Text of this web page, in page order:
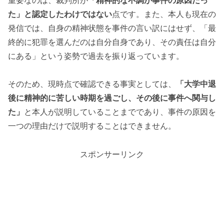
た」と認定したわけではない点です。また、本人も現在の
発信では、自身の精神状態を事件の言い訳にはせず、「最
終的に犯罪を選んだのは自分自身であり、その責任は自分
にある」という姿勢で過去を振り返っています。
そのため、現時点で確認できる事実としては、
「大学中退
後に精神的に苦しい時期を過ごし、その後に事件へ関与し
た」 と本人が説明していることまでであり、事件の原因を
一つの理由だけで説明することはできません。
スポンサーリンク